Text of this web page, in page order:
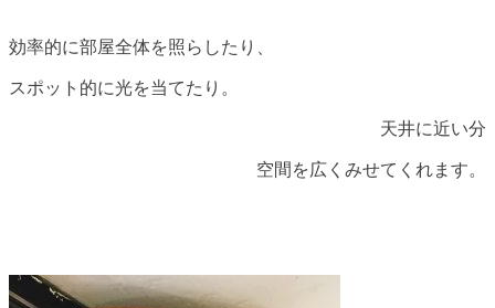
効率的に部屋全体を照らしたり、
スポット的に光を当てたり。
天井に近い分
空間を広くみせてくれます。